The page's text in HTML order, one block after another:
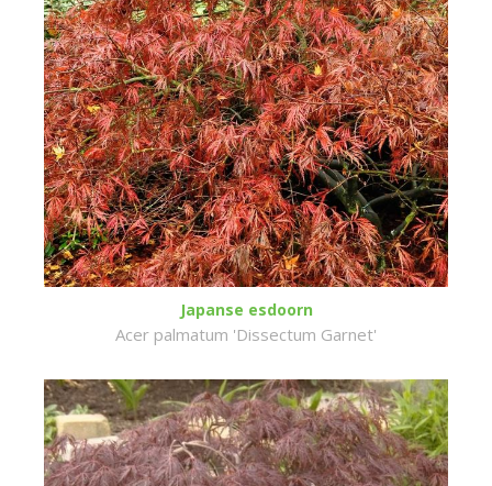
Japanse esdoorn
Acer palmatum 'Dissectum Garnet'